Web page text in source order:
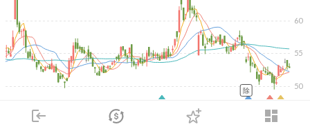
login dashboard
市場 登入
50
55
60
除